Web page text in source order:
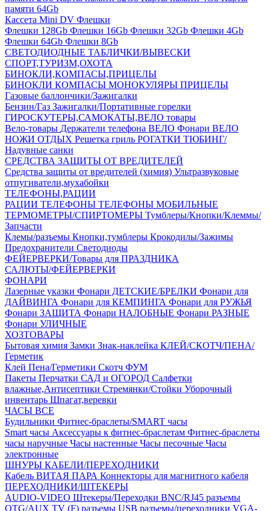
памяти 64Gb
Кассета Mini DV Флешки
Флешки 128Gb Флешки 16Gb Флешки 32Gb Флешки 4Gb
Флешки 64Gb Флешки 8Gb
СВЕТОДИОДНЫЕ ТАБЛИЧКИ/ВЫВЕСКИ
СПОРТ,ТУРИЗМ,ОХОТА
БИНОКЛИ,КОМПАСЫ,ПРИЦЕЛЫ
БИНОКЛИ КОМПАСЫ МОНОКУЛЯРЫ ПРИЦЕЛЫ
Газовые баллончики/Зажигалки
Бензин/Газ Зажигалки/Портативные горелки
ГИРОСКУТЕРЫ,САМОКАТЫ,ВЕЛО товары
Вело-товары Держатели телефона ВЕЛО Фонари ВЕЛО
НОЖИ ОТДЫХ Решетка гриль РОГАТКИ ТЮБИНГ/
Надувные санки
СРЕДСТВА ЗАЩИТЫ ОТ ВРЕДИТЕЛЕЙ
Средства защиты от вредителей (химия) Ультразвуковые
отпугиватели,мухабойки
ТЕЛЕФОНЫ,РАЦИИ
РАЦИИ ТЕЛЕФОНЫ ТЕЛЕФОНЫ МОБИЛЬНЫЕ
ТЕРМОМЕТРЫ/СПИРТОМЕРЫ Тумблеры/Кнопки/Клеммы/
Запчасти
Клемы/разъемы Кнопки,тумблеры Крокодилы/Зажимы
Предохранители Светодиоды
ФЕЙЕРВЕРКИ/Товары для ПРАЗДНИКА
САЛЮТЫ/ФЕЙЕРВЕРКИ
ФОНАРИ
Лазерные указки Фонари ДЕТСКИЕ/БРЕЛКИ Фонари для
ДАЙВИНГА Фонари для КЕМПИНГА Фонари для РУЖЬЯ
Фонари ЗАЩИТА Фонари НАЛОБНЫЕ Фонари РАЗНЫЕ
Фонари УЛИЧНЫЕ
ХОЗТОВАРЫ
Бытовая химия Замки Знак-наклейка КЛЕЙ/СКОТЧ/ПЕНА/
Герметик
Клей Пена/Герметики Скотч ФУМ
Пакеты Перчатки САД и ОГОРОД Салфетки
влажные,Антисептики Стремянки/Стойки Уборочный
инвентарь Шпагат,веревки
ЧАСЫ ВСЕ
Будильники Фитнес-браслеты/SMART часы
Smart часы Аксессуары к фитнес-браслетам Фитнес-браслеты
часы наручные Часы настенные Часы песочные Часы
электронные
ШНУРЫ КАБЕЛИ/ПЕРЕХОДНИКИ
Кабель ВИТАЯ ПАРА Коннекторы для магнитного кабеля
ПЕРЕХОДНИКИ/ШТЕКЕРЫ
AUDIO-VIDEO Штекеры/Переходки BNC/RJ45 разъемы
OTG/AUX TV (F) разъемы USB разъемы/переходники VGA-